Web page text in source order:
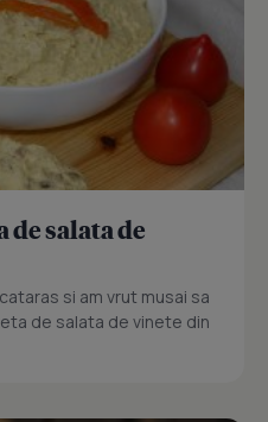
de salata de
si am vrut musai sa
de salata de vinete din